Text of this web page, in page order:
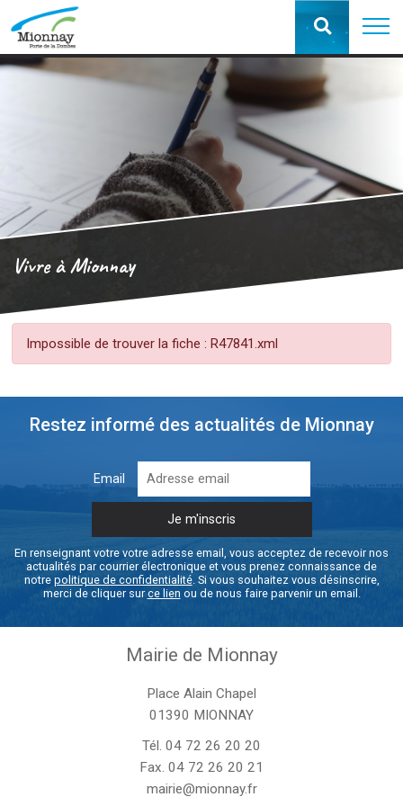
Vivre à Mionnay
Impossible de trouver la fiche : R47841.xml
Restez informé des actualités de Mionnay
Email
En renseignant votre votre adresse email, vous acceptez de recevoir nos
actualités par courrier électronique et vous prenez connaissance de
notre politique de confidentialité. Si vous souhaitez vous désinscrire,
merci de cliquer surce lien ou de nous faire parvenir un email.
Mairie de Mionnay
Place Alain Chapel
01390 MIONNAY
Tél. 04 72 26 20 20
Fax. 04 72 26 20 21
mairie@mionnay.fr